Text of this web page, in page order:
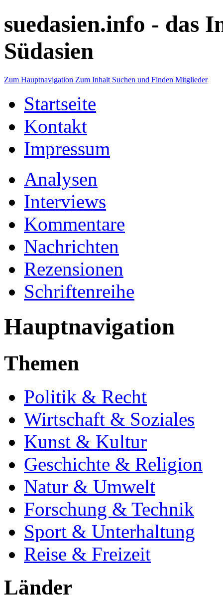
suedasien.info - das
Südasien
Zum Hauptnavigation Zum Inhalt Suchen und Finden Mitglieder
Startseite
Kontakt
Impressum
Analysen
Interviews
Kommentare
Nachrichten
Rezensionen
Schriftenreihe
Hauptnavigation
Themen
Politik & Recht
Wirtschaft & Soziales
Kunst & Kultur
Geschichte & Religion
Natur & Umwelt
Forschung & Technik
Sport & Unterhaltung
Reise & Freizeit
Länder